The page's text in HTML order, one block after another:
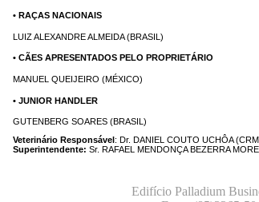
• RAÇAS NACIONAIS
LUIZ ALEXANDRE ALMEIDA (BRASIL)
• CÃES APRESENTADOS PELO PROPRIETÁRIO
MANUEL QUEIJEIRO (MÉXICO)
• JUNIOR HANDLER
GUTENBERG SOARES (BRASIL)
Veterinário Responsável : Dr. DANIEL COUTO UCHÔA
Superintendente: Sr. RAFAEL MENDONÇA BEZERRA
Edifício Palladium